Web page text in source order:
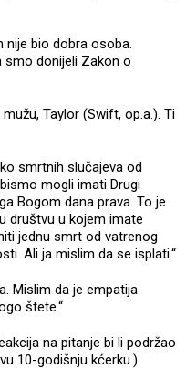
nije bio dobra osoba.
smo donijeli Zakon o
Taylor (Swift, op.a.). Ti
smrtnih slučajeva od
mogli imati Drugi
Bogom dana prava. To je
društvu u kojem imate
jednu smrt od vatrenog
Ali ja mislim da se isplati.“
Mislim da je empatija
štete.“
na pitanje bi li podržao
10-godišnju kćerku.)